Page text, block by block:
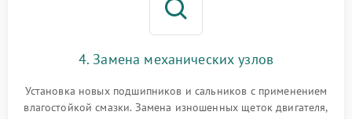
4. Замена механических узлов
Установка новых подшипников и сальников с применением
влагостойкой смазки. Замена изношенных щеток двигателя,